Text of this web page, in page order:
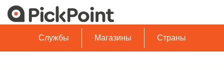
Службы Магазины Страны